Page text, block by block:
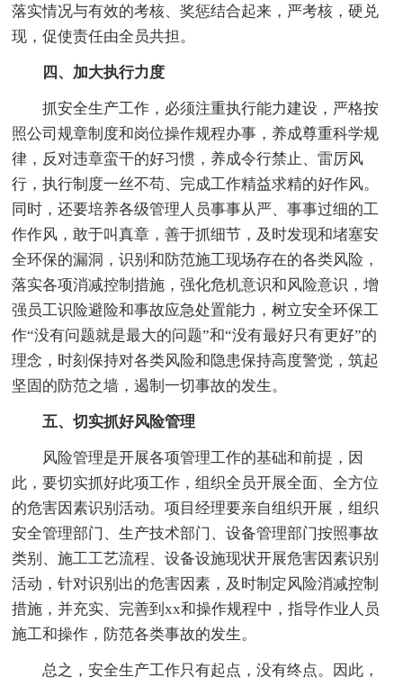
落实情况与有效的考核、奖惩结合起来，严考核，硬兑
现，促使责任由全员共担。
四、加大执行力度
抓安全生产工作，必须注重执行能力建设，严格按
照公司规章制度和岗位操作规程办事，养成尊重科学规
律，反对违章蛮干的好习惯，养成令行禁止、雷厉风
行，执行制度一丝不苟、完成工作精益求精的好作风。
同时，还要培养各级管理人员事事从严、事事过细的工
作作风，敢于叫真章，善于抓细节，及时发现和堵塞安
全环保的漏洞，识别和防范施工现场存在的各类风险，
落实各项消减控制措施，强化危机意识和风险意识，增
强员工识险避险和事故应急处置能力，树立安全环保工
作“没有问题就是最大的问题”和“没有最好只有更好”的
理念，时刻保持对各类风险和隐患保持高度警觉，筑起
坚固的防范之墙，遏制一切事故的发生。
五、切实抓好风险管理
风险管理是开展各项管理工作的基础和前提，因
此，要切实抓好此项工作，组织全员开展全面、全方位
的危害因素识别活动。项目经理要亲自组织开展，组织
安全管理部门、生产技术部门、设备管理部门按照事故
类别、施工工艺流程、设备设施现状开展危害因素识别
活动，针对识别出的危害因素，及时制定风险消减控制
措施，并充实、完善到xx和操作规程中，指导作业人员
施工和操作，防范各类事故的发生。
总之，安全生产工作只有起点，没有终点。因此，